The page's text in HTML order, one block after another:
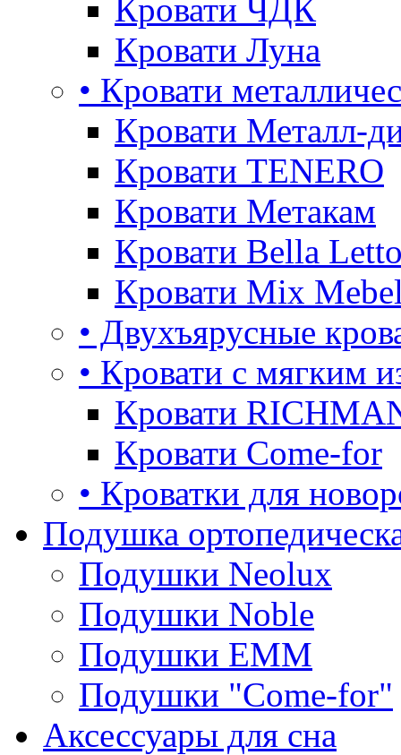
Кровати ЧДК
Кровати Луна
• Кровати
Кровати Металл-
Кровати TENERO
Кровати Метакам
Кровати Bella
Кровати Mix
• Двухъярусные
• Кровати с мягким
Кровати
Кровати Come-for
• Кроватки для
Подушка
Подушки Neolux
Подушки Noble
Подушки ЕММ
Подушки "Come-for"
Аксессуары для сна